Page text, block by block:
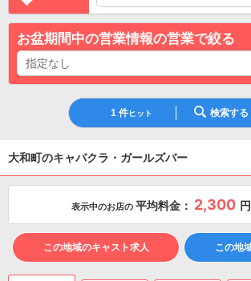
お盆期間中の営業情報の営業で絞る
1 件ヒット 検索する
大和町のキャバクラ・ガールズバー
表示中のお店の 平均料金： 2,300
この地域のキャスト求人 この地